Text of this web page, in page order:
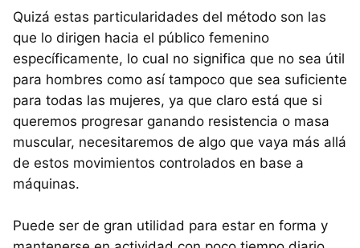
Quizá estas particularidades del método son las
que lo dirigen hacia el público femenino
específicamente, lo cual no significa que no sea útil
para hombres como así tampoco que sea suficiente
para todas las mujeres, ya que claro está que si
queremos progresar ganando resistencia o masa
muscular, necesitaremos de algo que vaya más allá
de estos movimientos controlados en base a
máquinas.
Puede ser de gran utilidad para estar en forma y